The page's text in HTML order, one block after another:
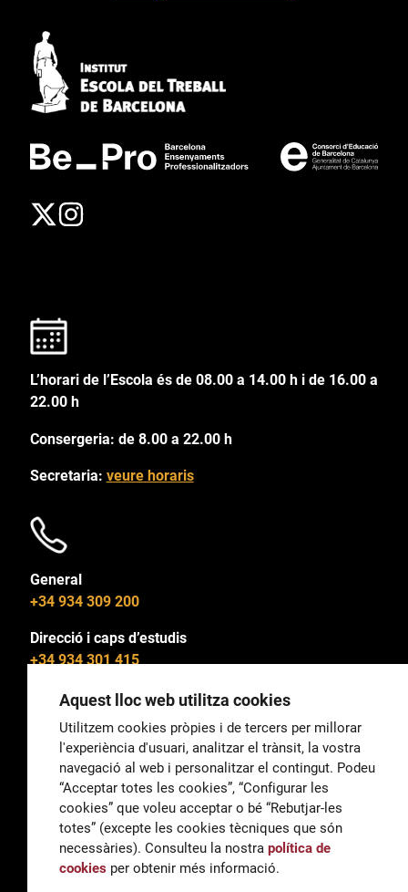
L’horari de l’Escola és de 08.00 a 14.00 h i de 16.00 a
22.00 h
Consergeria: de 8.00 a 22.00 h
Secretaria: veure horaris
General
+34 934 309 200
Direcció i caps d’estudis
+34 934 301 415
General
correu@escoladeltreball.org
Informació
informacio@escoladeltreball.org
Tràmits de secretaria
Aquest lloc web utilitza cookies
Utilitzem cookies pròpies i de tercers per millorar
l'experiència d'usuari, analitzar el trànsit, la vostra
navegació al web i personalitzar el contingut. Podeu
“Acceptar totes les cookies”, “Configurar les
cookies” que voleu acceptar o bé “Rebutjar-les
totes” (excepte les cookies tècniques que són
necessàries). Consulteu la nostra política de
cookies per obtenir més informació.